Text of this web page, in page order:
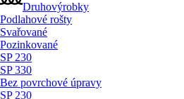
Druhovýrobky
Podlahové rošty
Svařované
Pozinkované
SP 230
SP 330
Bez povrchové úpravy
SP 230